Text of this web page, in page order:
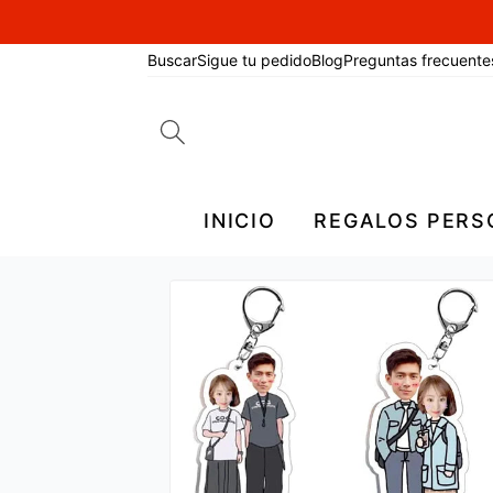
BuscarSigue tu pedidoBlogPreguntas
INICIO REGALOS